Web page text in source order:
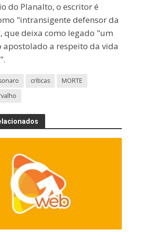
do Planalto, o escritor é
"intransigente defensor da
que deixa como legado "um
apostolado a respeito da vida
críticas
MORTE